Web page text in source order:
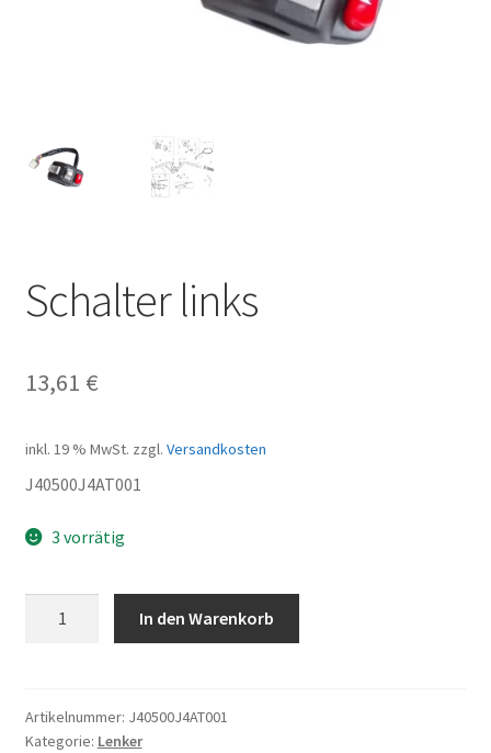
Schalter links
13,61 €
inkl. 19 % MwSt. zzgl. Versandkosten
J40500J4AT001
3 vorrätig
In den Warenkorb
Artikelnummer: J40500J4AT001
Kategorie: Lenker